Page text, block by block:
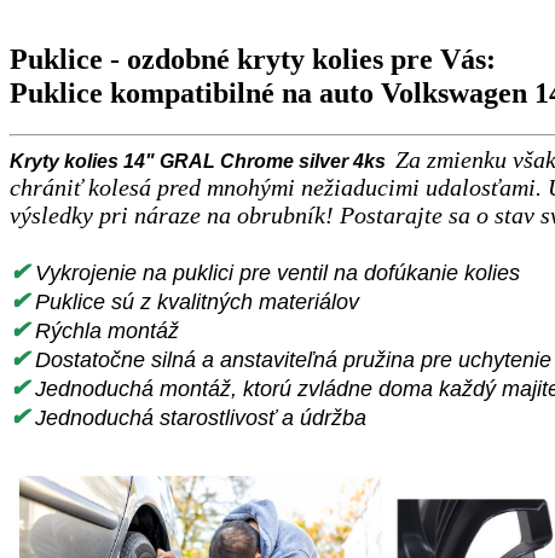
Puklice - ozdobné kryty kolies pre Vás:
Puklice kompatibilné na auto Volkswagen
Kryty kolies 14" GRAL Chrome silver 4ks Za zmienku
chrániť kolesá pred mnohými nežiaducimi udalosťami.
výsledky pri náraze na obrubník! Postarajte sa o stav
✔ Vykrojenie na puklici pre ventil na dofúkanie kolies
✔ Puklice sú z kvalitných materiálov
✔ Rýchla montáž
✔ Dostatočne silná a anstaviteľná pružina pre
✔ Jednoduchá montáž, ktorú zvládne doma každý
✔ Jednoduchá starostlivosť a údržba